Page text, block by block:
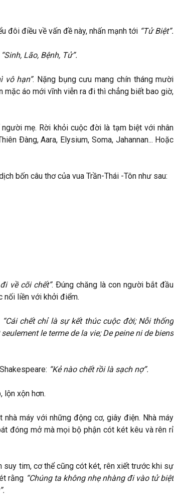
đôi điều về vấn đề này, nhấn mạnh tới “Tử Biệt”.
“Sinh, Lão, Bệnh, Tử”.
vô hạn”. Nặng bụng cưu mang chín tháng mười
mặc áo mới vĩnh viễn ra đi thì chẳng biết bao giờ,
mẹ. Rời khỏi cuộc đời là tạm biệt với nhân
Ðàng, Aara, Elysium, Soma, Jahannan... Hoặc
bốn câu thơ của vua Trần-Thái -Tôn như sau:
về cõi chết”. Ðúng chăng là con người bắt đầu
nối liền với khởi điểm.
“Cái chết chỉ là sự kết thúc cuộc đời; Nỗi thống
le terme de la vie; De peine ni de biens
“Kẻ nào chết rồi là sạch nợ”.
lộn xộn hơn.
máy với những động cơ, giây điện. Nhà máy
đóng mở mà mọi bộ phận cót két kêu và rên rỉ
tim, cơ thể cũng cót két, rên xiết trước khi sự
rằng “Chúng ta không nhẹ nhàng đi vào tử biệt